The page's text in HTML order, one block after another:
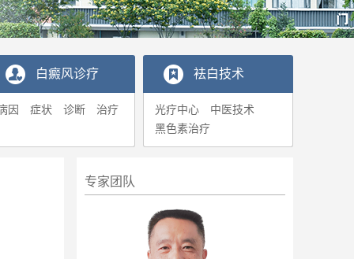
白癜风诊疗
因 症状 诊断 治疗
袪白技术
光疗中心
中医技术
黑色素治疗
专家团队